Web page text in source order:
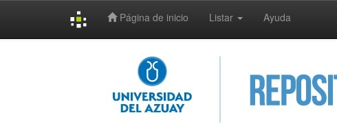
Página de inicio Listar Ayuda